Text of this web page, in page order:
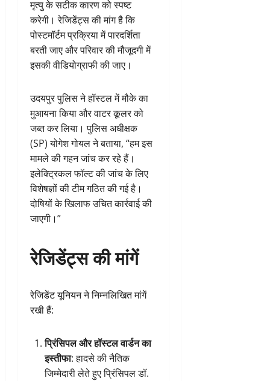
मृत्यु के सटीक कारण को स्पष्ट
करेगी। रेजिडेंट्स की मांग है कि
पोस्टमॉर्टम प्रक्रिया में पारदर्शिता
बरती जाए और परिवार की मौजूदगी में
इसकी वीडियोग्राफी की जाए।
उदयपुर पुलिस ने हॉस्टल में मौके का
मुआयना किया और वाटर कूलर को
जब्त कर लिया। पुलिस अधीक्षक
(SP) योगेश गोयल ने बताया, “हम इस
मामले की गहन जांच कर रहे हैं।
इलेक्ट्रिकल फॉल्ट की जांच के लिए
विशेषज्ञों की टीम गठित की गई है।
दोषियों के खिलाफ उचित कार्रवाई की
जाएगी।”
रेजिडेंट्स की मांगें
रेजिडेंट यूनियन ने निम्नलिखित मांगें
रखी हैं:
प्रिंसिपल और हॉस्टल वार्डन का
इस्तीफा: हादसे की नैतिक
जिम्मेदारी लेते हुए प्रिंसिपल डॉ.